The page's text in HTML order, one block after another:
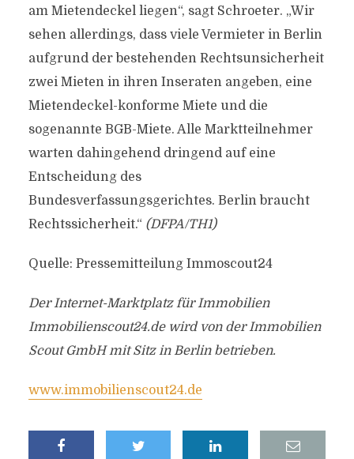
am Mietendeckel liegen“, sagt Schroeter. „Wir
sehen allerdings, dass viele Vermieter in Berlin
aufgrund der bestehenden Rechtsunsicherheit
zwei Mieten in ihren Inseraten angeben, eine
Mietendeckel-konforme Miete und die
sogenannte BGB-Miete. Alle Marktteilnehmer
warten dahingehend dringend auf eine
Entscheidung des
Bundesverfassungsgerichtes. Berlin braucht
Rechtssicherheit.“ (DFPA/TH1)
Quelle: Pressemitteilung Immoscout24
Der Internet-Marktplatz für Immobilien
Immobilienscout24.de wird von der Immobilien
Scout GmbH mit Sitz in Berlin betrieben.
www.immobilienscout24.de